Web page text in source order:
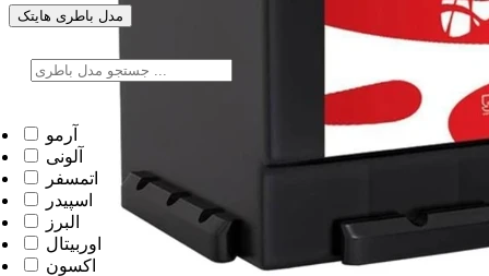
مدل باطری هایتک
آرمو
آلونی
اتمسفر
اسپیدر
البرز
اوربیتال
اکسون